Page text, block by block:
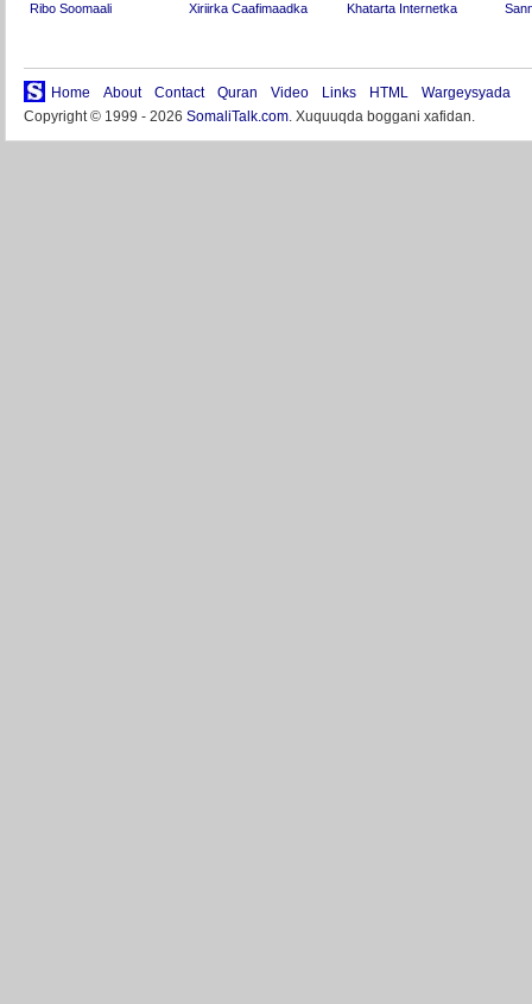
Ribo Soomaali
Xiriirka Caafimaadka
Khatarta Internetka
Home About Contact Quran Video Links HTML
Wargeysyada
Copyright © 1999 - 2026 SomaliTalk.com. Xuquuqda boggani xafidan.